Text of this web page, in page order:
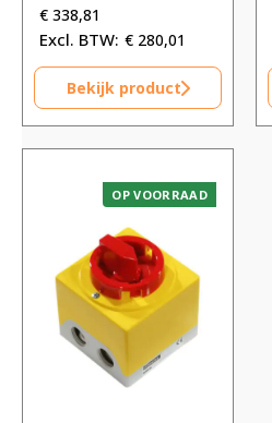
€ 338,81
€ 280,01
Bekijk product
OP VOORRAAD